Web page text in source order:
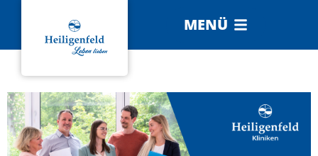
MENÜ